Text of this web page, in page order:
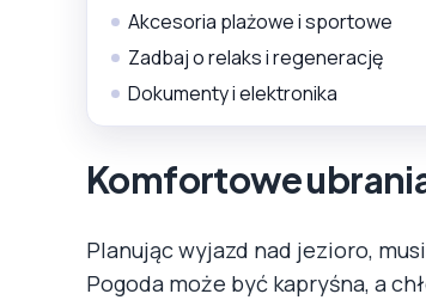
Akcesoria plażowe i sportowe
Zadbaj o relaks i regenerację
Dokumenty i elektronika
Komfortowe
Planując wyjazd nad jezioro,
Pogoda może być kapryśna, a